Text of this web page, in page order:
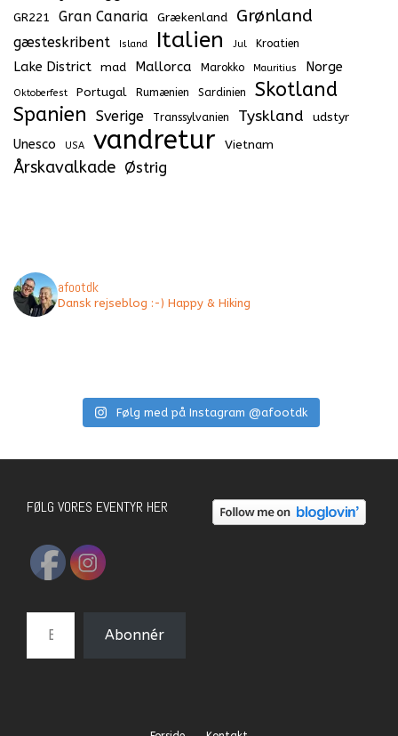
GR221 Gran Canaria Grækenland Grønland
gæsteskribent Island Italien Jul Kroatien
Lake District mad Mallorca Marokko Mauritius Norge
Oktoberfest Portugal Rumænien Sardinien
Skotland
Spanien
Sverige Transsylvanien Tyskland udstyr
Unesco USA vandretur Vietnam
Årskavalkade Østrig
afootdk
Dansk rejseblog :-) Happy & Hiking
Følg med på Instagram @afootdk
FØLG VORES EVENTYR HER
E-mail-adresse
Abonnér